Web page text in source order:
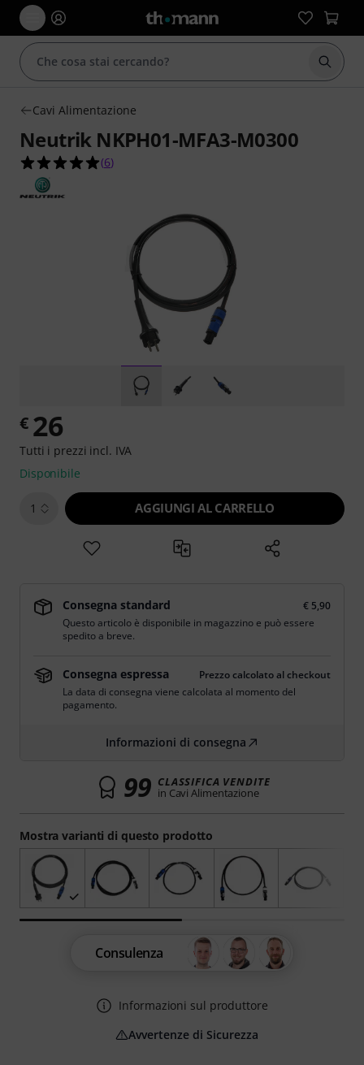
Cavi Alimentazione
Neutrik NKPH01-MFA3-M0300
5.0 su 5 stelle su 6 valutazioni dei clienti
(6)
Mostra varianti di questo prodotto
€ 26
Tutti i prezzi incl. IVA
Disponibile
1 AGGIUNGI AL CARRELLO
Consegna standard
€ 5,90
Questo articolo è disponibile in magazzino e può essere
spedito a breve.
Consegna espressa
Prezzo calcolato al checkout
La data di consegna viene calcolata al momento del
pagamento.
Informazioni di consegna
99 CLASSIFICA VENDITE
in Cavi Alimentazione
Consulenza
Informazioni sul produttore
Avvertenze di Sicurezza